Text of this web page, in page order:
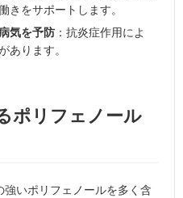
きをサポートします。
気を予防 ：抗炎症作用によ
あります。
ポリフェノール
いポリフェノールを多く含